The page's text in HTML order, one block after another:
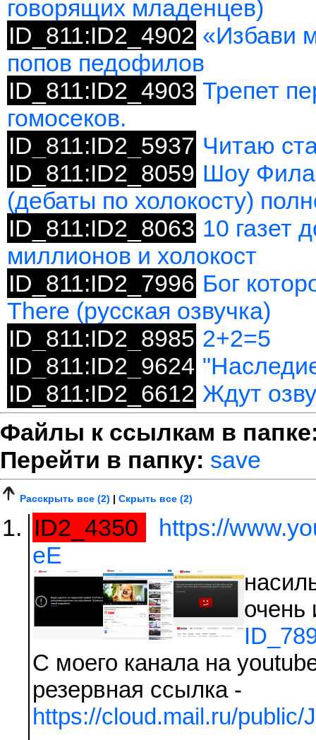
говорящих младенцев)
ID_811:ID2_4902 «Избави
попов педофилов
ID_811:ID2_4903 Трепет
гомосеков.
ID_811:ID2_5937 Читаю
ID_811:ID2_8059 Шоу
(дебаты по холокосту)
ID_811:ID2_8063 10 газет
миллионов и холокост
ID_811:ID2_7996 Бог
There (русская озвучка)
ID_811:ID2_8985 2+2=5
ID_811:ID2_9624
ID_811:ID2_6612 Ждут
Файлы к ссылкам в
Перейти в папку: save
Расскрыть все (2) | Скрыть все (2)
ID2_4350
https://
eE
С моего канала на
резервная ссылка -
https://cloud.mail.ru/public/